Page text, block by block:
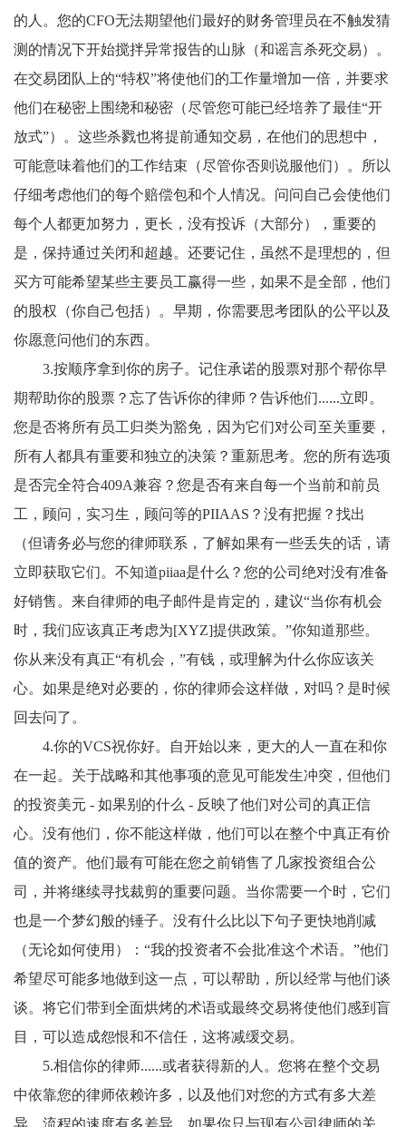
的人。您的CFO无法期望他们最好的财务管理员在不触发猜
测的情况下开始搅拌异常报告的山脉（和谣言杀死交易）。
在交易团队上的“特权”将使他们的工作量增加一倍，并要求
他们在秘密上围绕和秘密（尽管您可能已经培养了最佳“开
放式”）。这些杀戮也将提前通知交易，在他们的思想中，
可能意味着他们的工作结束（尽管你否则说服他们）。所以
仔细考虑他们的每个赔偿包和个人情况。问问自己会使他们
每个人都更加努力，更长，没有投诉（大部分），重要的
是，保持通过关闭和超越。还要记住，虽然不是理想的，但
买方可能希望某些主要员工赢得一些，如果不是全部，他们
的股权（你自己包括）。早期，你需要思考团队的公平以及
你愿意问他们的东西。
3.按顺序拿到你的房子。记住承诺的股票对那个帮你早
期帮助你的股票？忘了告诉你的律师？告诉他们......立即。
您是否将所有员工归类为豁免，因为它们对公司至关重要，
所有人都具有重要和独立的决策？重新思考。您的所有选项
是否完全符合409A兼容？您是否有来自每一个当前和前员
工，顾问，实习生，顾问等的PIIAAS？没有把握？找出
（但请务必与您的律师联系，了解如果有一些丢失的话，请
立即获取它们。不知道piiaa是什么？您的公司绝对没有准备
好销售。来自律师的电子邮件是肯定的，建议“当你有机会
时，我们应该真正考虑为[XYZ]提供政策。”你知道那些。
你从来没有真正“有机会，”有钱，或理解为什么你应该关
心。如果是绝对必要的，你的律师会这样做，对吗？是时候
回去问了。
4.你的VCS祝你好。自开始以来，更大的人一直在和你
在一起。关于战略和其他事项的意见可能发生冲突，但他们
的投资美元 - 如果别的什么 - 反映了他们对公司的真正信
心。没有他们，你不能这样做，他们可以在整个中真正有价
值的资产。他们最有可能在您之前销售了几家投资组合公
司，并将继续寻找裁剪的重要问题。当你需要一个时，它们
也是一个梦幻般的锤子。没有什么比以下句子更快地削减
（无论如何使用）：“我的投资者不会批准这个术语。”他们
希望尽可能多地做到这一点，可以帮助，所以经常与他们谈
谈。将它们带到全面烘烤的术语或最终交易将使他们感到盲
目，可以造成怨恨和不信任，这将减缓交易。
5.相信你的律师......或者获得新的人。您将在整个交易
中依靠您的律师依赖许多，以及他们对您的方式有多大差
异，流程的速度有多差异。如果你只与现有公司律师的关